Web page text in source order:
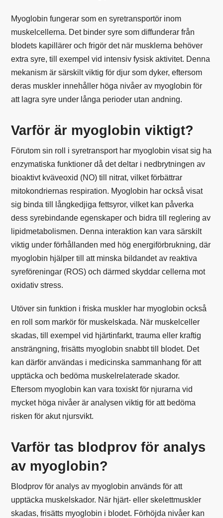
Myoglobin fungerar som en syretransportör inom
muskelcellerna. Det binder syre som diffunderar från
blodets kapillärer och frigör det när musklerna behöver
extra syre, till exempel vid intensiv fysisk aktivitet. Denna
mekanism är särskilt viktig för djur som dyker, eftersom
deras muskler innehåller höga nivåer av myoglobin för
att lagra syre under långa perioder utan andning.
Varför är myoglobin viktigt?
Förutom sin roll i syretransport har myoglobin visat sig ha
enzymatiska funktioner då det deltar i nedbrytningen av
bioaktivt kväveoxid (NO) till nitrat, vilket förbättrar
mitokondriernas respiration. Myoglobin har också visat
sig binda till långkedjiga fettsyror, vilket kan påverka
dess syrebindande egenskaper och bidra till reglering av
lipidmetabolismen. Denna interaktion kan vara särskilt
viktig under förhållanden med hög energiförbrukning, där
myoglobin hjälper till att minska bildandet av reaktiva
syreföreningar (ROS) och därmed skyddar cellerna mot
oxidativ stress.
Utöver sin funktion i friska muskler har myoglobin också
en roll som markör för muskelskada. När muskelceller
skadas, till exempel vid hjärtinfarkt, trauma eller kraftig
ansträngning, frisätts myoglobin snabbt till blodet. Det
kan därför användas i medicinska sammanhang för att
upptäcka och bedöma muskelrelaterade skador.
Eftersom myoglobin kan vara toxiskt för njurarna vid
mycket höga nivåer är analysen viktig för att bedöma
risken för akut njursvikt.
Varför tas blodprov för analys
av myoglobin?
Blodprov för analys av myoglobin används för att
upptäcka muskelskador. När hjärt- eller skelettmuskler
skadas, frisätts myoglobin i blodet. Förhöjda nivåer kan